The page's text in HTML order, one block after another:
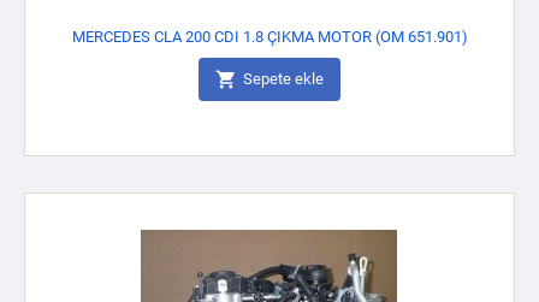
MERCEDES CLA 200 CDI 1.8 ÇIKMA MOTOR (OM 651.901)
 Sepete ekle